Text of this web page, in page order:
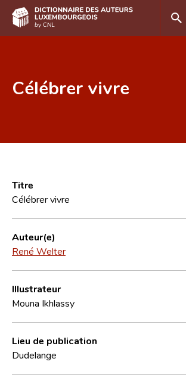
Foire aux questions
CNL
Équipe scientifique
Contact
Célébrer vivre
Titre
Célébrer vivre
Auteur(e)
René Welter
Illustrateur
Mouna Ikhlassy
Lieu de publication
Dudelange